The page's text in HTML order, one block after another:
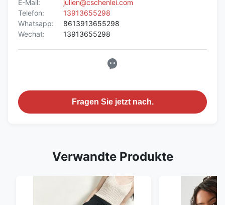
E-Mail:
julien@cschenlei.com
Telefon:
13913655298
Whatsapp:
8613913655298
Wechat:
13913655298
Fragen Sie jetzt nach.
Verwandte Produkte